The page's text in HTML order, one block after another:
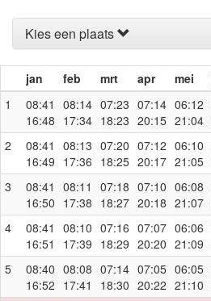
Kies een plaats
jan feb mrt apr mei
1
08:41
16:48
08:14
17:34
07:23
18:23
07:14
20:15
06:12
21:04
2
08:41
16:49
08:13
17:36
07:20
18:25
07:12
20:17
06:10
21:05
3
08:41
16:50
08:11
17:38
07:18
18:27
07:10
20:18
06:08
21:07
4
08:41
16:51
08:10
17:39
07:16
18:29
07:07
20:20
06:06
21:09
5
08:40
16:52
08:08
17:41
07:14
18:30
07:05
20:22
06:05
21:10